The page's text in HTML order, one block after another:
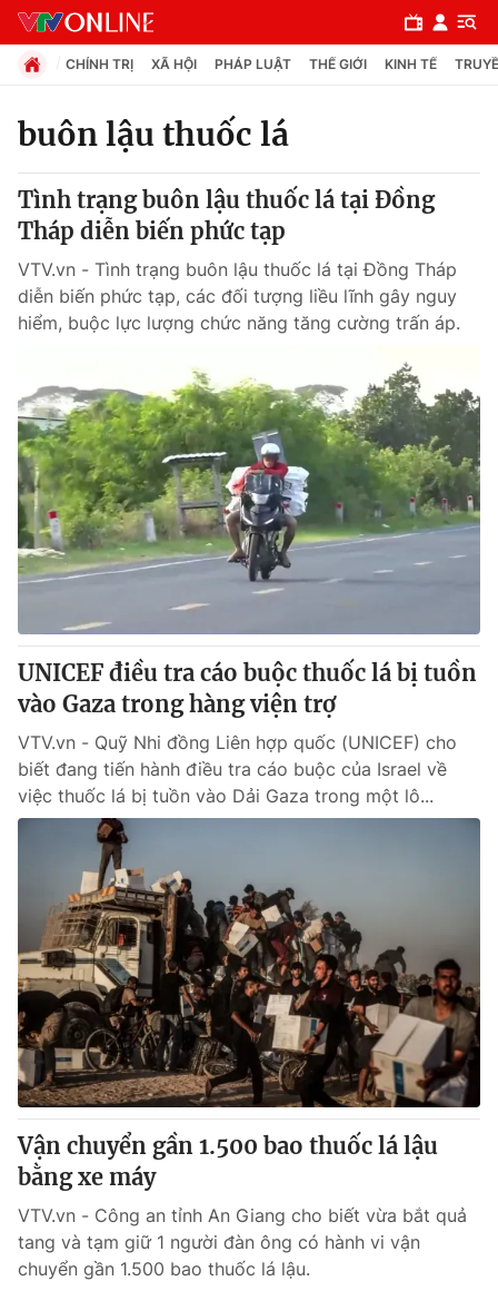
Chuyên mục
Chính trị
Xã hội
Y tế
Thế giới
Tin tức
Thế giới đó đây
Câu chuyện quốc tế
Kinh tế
Thị trường
Góc doanh nghiệp
Dữ liệu và đời sống
Truyền hình
Hậu trường
Nhân vật
Giải sao mai
Giải trí
Điện ảnh
Đời sống
Làm đẹp
Chất lượng cuộc sống
Giáo dục
Tuyển sinh
Học trực tuyến
Công nghệ
Hitech Công nghệ tương lai
Sản phẩm
Thị trường
Tư vấn
Giao lưu trực tuyến
Lịch phát sóng
Chuyên mục khác
Emagazine
Photo Infographic
CHÍNH TRỊ XÃ HỘI PHÁP LUẬT THẾ GIỚI KINH TẾ
buôn lậu thuốc lá
Tình trạng buôn lậu thuốc lá tại Đồng
Tháp diễn biến phức tạp
VTV.vn - Tình trạng buôn lậu thuốc lá tại Đồng Tháp
diễn biến phức tạp, các đối tượng liều lĩnh gây nguy
hiểm, buộc lực lượng chức năng tăng cường trấn áp.
UNICEF điều tra cáo buộc thuốc lá bị tuồn
vào Gaza trong hàng viện trợ
VTV.vn - Quỹ Nhi đồng Liên hợp quốc (UNICEF) cho
biết đang tiến hành điều tra cáo buộc của Israel về
việc thuốc lá bị tuồn vào Dải Gaza trong một lô...
Vận chuyển gần 1.500 bao thuốc lá lậu
bằng xe máy
VTV.vn - Công an tỉnh An Giang cho biết vừa bắt quả
tang và tạm giữ 1 người đàn ông có hành vi vận
chuyển gần 1.500 bao thuốc lá lậu.